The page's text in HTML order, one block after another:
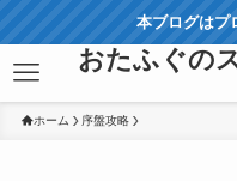
本ブログはプ
おたふぐの
ホーム 序盤攻略